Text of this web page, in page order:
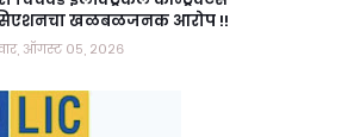
खळबळजनक आरोप !!
ऑगस्ट ०५, २०२६